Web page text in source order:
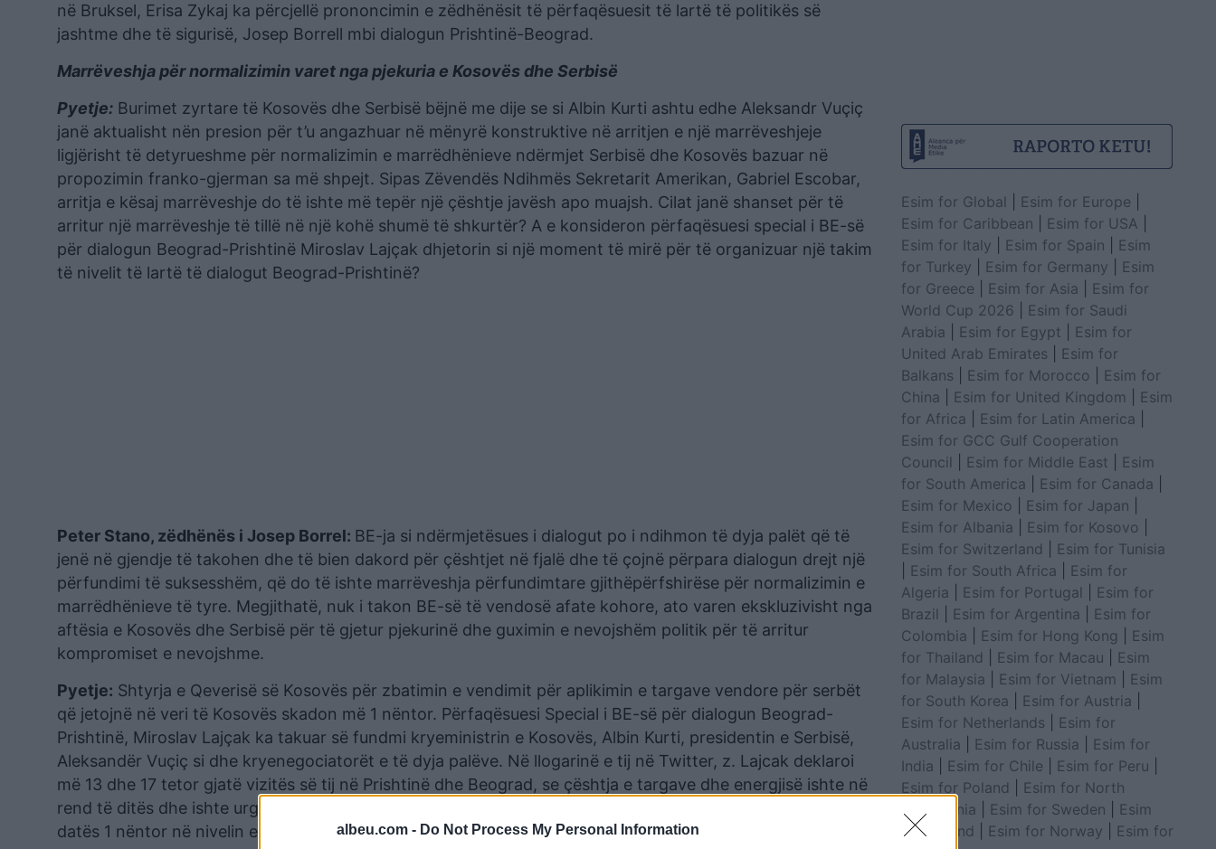
albeu.com - Do Not Process My Personal Information
në Bruksel, Erisa Zykaj ka përcjellë prononcimin e zëdhënësit të përfaqësuesit të lartë të politikës së
jashtme dhe të sigurisë, Josep Borrell mbi dialogun Prishtinë-Beograd.
Marrëveshja për normalizimin varet nga pjekuria e Kosovës dhe Serbisë
Pyetje: Burimet zyrtare të Kosovës dhe Serbisë bëjnë me dije se si Albin Kurti ashtu edhe Aleksandr Vuçiç
janë aktualisht nën presion për t’u angazhuar në mënyrë konstruktive në arritjen e një marrëveshjeje
ligjërisht të detyrueshme për normalizimin e marrëdhënieve ndërmjet Serbisë dhe Kosovës bazuar në
propozimin franko-gjerman sa më shpejt. Sipas Zëvendës Ndihmës Sekretarit Amerikan, Gabriel Escobar,
arritja e kësaj marrëveshje do të ishte më tepër një çështje javësh apo muajsh. Cilat janë shanset për të
arritur një marrëveshje të tillë në një kohë shumë të shkurtër? A e konsideron përfaqësuesi special i BE-së
për dialogun Beograd-Prishtinë Miroslav Lajçak dhjetorin si një moment të mirë për të organizuar një takim
të nivelit të lartë të dialogut Beograd-Prishtinë?
Peter Stano, zëdhënës i Josep Borrel: BE-ja si ndërmjetësues i dialogut po i ndihmon të dyja palët që të
jenë në gjendje të takohen dhe të bien dakord për çështjet në fjalë dhe të çojnë përpara dialogun drejt një
përfundimi të suksesshëm, që do të ishte marrëveshja përfundimtare gjithëpërfshirëse për normalizimin e
marrëdhënieve të tyre. Megjithatë, nuk i takon BE-së të vendosë afate kohore, ato varen ekskluzivisht nga
aftësia e Kosovës dhe Serbisë për të gjetur pjekurinë dhe guximin e nevojshëm politik për të arritur
kompromiset e nevojshme.
Pyetje: Shtyrja e Qeverisë së Kosovës për zbatimin e vendimit për aplikimin e targave vendore për serbët
që jetojnë në veri të Kosovës skadon më 1 nëntor. Përfaqësuesi Special i BE-së për dialogun Beograd-
Prishtinë, Miroslav Lajçak ka takuar së fundmi kryeministrin e Kosovës, Albin Kurti, presidentin e Serbisë,
Aleksandër Vuçiç si dhe kryenegociatorët e të dyja palëve. Në llogarinë e tij në Twitter, z. Lajcak deklaroi
më 13 dhe 17 tetor gjatë vizitës së tij në Prishtinë dhe Beograd, se çështja e targave dhe energjisë ishte në
rend të ditës dhe ishte urgjentisht e nevojshme. A e parashikon Lajçak një raund të ri targash përpara
datës 1 nëntor në nivelin e kryenegociatorëve?
Esim for Global Esim for Europe
Esim for Caribbean
Esim for USA
Esim for Italy
Esim for Spain
Esim
for Turkey
Esim for Germany
Esim
for Greece
Esim for Asia
Esim for
World Cup 2026
Esim for Saudi
Arabia
Esim for Egypt
Esim for
United Arab Emirates
Esim for
Balkans
Esim for Morocco
Esim for
China
Esim for United Kingdom
Esim
for Africa
Esim for Latin America
Esim for GCC Gulf Cooperation
Council
Esim for Middle East
Esim
for South America
Esim for Canada
Esim for Mexico
Esim for Japan
Esim for Albania
Esim for Kosovo
Esim for Switzerland
Esim for Tunisia
Esim for South Africa
Esim for
Algeria
Esim for Portugal
Esim for
Brazil
Esim for Argentina
Esim for
Colombia
Esim for Hong Kong
Esim
for Thailand
Esim for Macau
Esim
for Malaysia
Esim for Vietnam
Esim
for South Korea
Esim for Austria
Esim for Netherlands
Esim for
Australia
Esim for Russia
Esim for
India
Esim for Chile Esim for Peru
Esim for Poland
Esim for North
Macedonia
Esim for Sweden
Esim
for Finland
Esim for Norway
Esim for